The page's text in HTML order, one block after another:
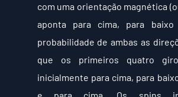
com uma orientação magnética
aponta para cima, para
probabilidade de ambas as
que os primeiros quatro
inicialmente para cima, para